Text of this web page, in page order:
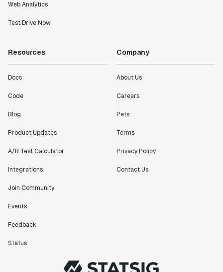
Web Analytics
Test Drive Now
Resources
Docs
Code
Blog
Product Updates
A/B Test Calculator
Integrations
Join Community
Events
Feedback
Status
Company
About Us
Careers
Pets
Terms
Privacy Policy
Contact Us